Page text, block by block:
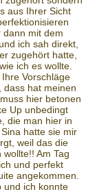
aus Ihrer Sicht
dann mit dem
ich sah direkt,
zugehört hatte,
ich es wollte.
Vorschläge
dass hat meinen
hier betonen
Up unbedingt
die man hier in
hatte sie mir
weil das die
Am Tag
und perfekt
angekommen.
und ich konnte